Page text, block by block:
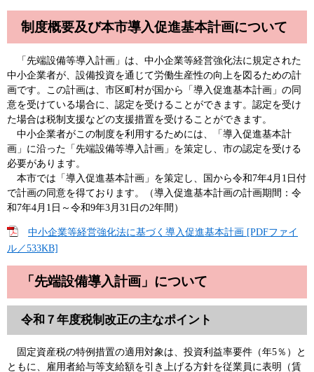
制度概要及び本市導入促進基本計画について
「先端設備等導入計画」は、中小企業等経営強化法に規定された
中小企業者が、設備投資を通じて労働生産性の向上を図るための計
画です。この計画は、市区町村が国から「導入促進基本計画」の同
意を受けている場合に、認定を受けることができます。認定を受け
た場合は税制支援などの支援措置を受けることができます。
中小企業者がこの制度を利用するためには、「導入促進基本計
画」に沿った「先端設備等導入計画」を策定し、市の認定を受ける
必要があります。
本市では「導入促進基本計画」を策定し、国から令和7年4月1日付
で計画の同意を得ております。（導入促進基本計画の計画期間：令
和7年4月1日～令和9年3月31日の2年間）
中小企業等経営強化法に基づく導入促進基本計画 [PDFファイ
ル／533KB]
「先端設備導入計画」について
令和７年度税制改正の主なポイント
固定資産税の特例措置の適用対象は、投資利益率要件（年5％）と
ともに、雇用者給与等支給額を引き上げる方針を従業員に表明（賃